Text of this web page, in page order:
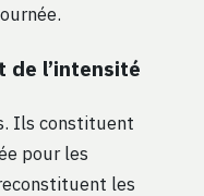
de l’intensité
Ils constituent
pour les
les